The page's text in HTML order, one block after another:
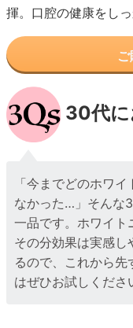
揮。口腔の健康をし
30代に
「今までどのホワ
なかった…」そんな
一品です。ホワイト
その分効果は実感
るので、これから先
はぜひお試しくださ